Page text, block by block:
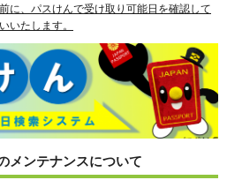
に、パスけんで受け取り可能日を確認して
いたします。
メンテナンスについて